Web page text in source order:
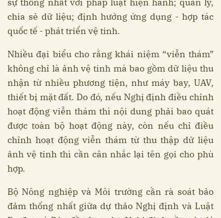
chia sẻ dữ liệu; định hướng ứng dụng - hợp tác
quốc tế - phát triển vệ tinh.
Nhiều đại biểu cho rằng khái niệm “viễn thám”
không chỉ là ảnh vệ tinh mà bao gồm dữ liệu thu
nhận từ nhiều phương tiện, như máy bay, UAV,
thiết bị mặt đất. Do đó, nếu Nghị định điều chỉnh
hoạt động viễn thám thì nội dung phải bao quát
được toàn bộ hoạt động này, còn nếu chỉ điều
chỉnh hoạt động viễn thám từ thu thập dữ liệu
ảnh vệ tinh thì cần cân nhắc lại tên gọi cho phù
hợp.
Bộ Nông nghiệp và Môi trường cần rà soát bảo
đảm thống nhất giữa dự thảo Nghị định và Luật